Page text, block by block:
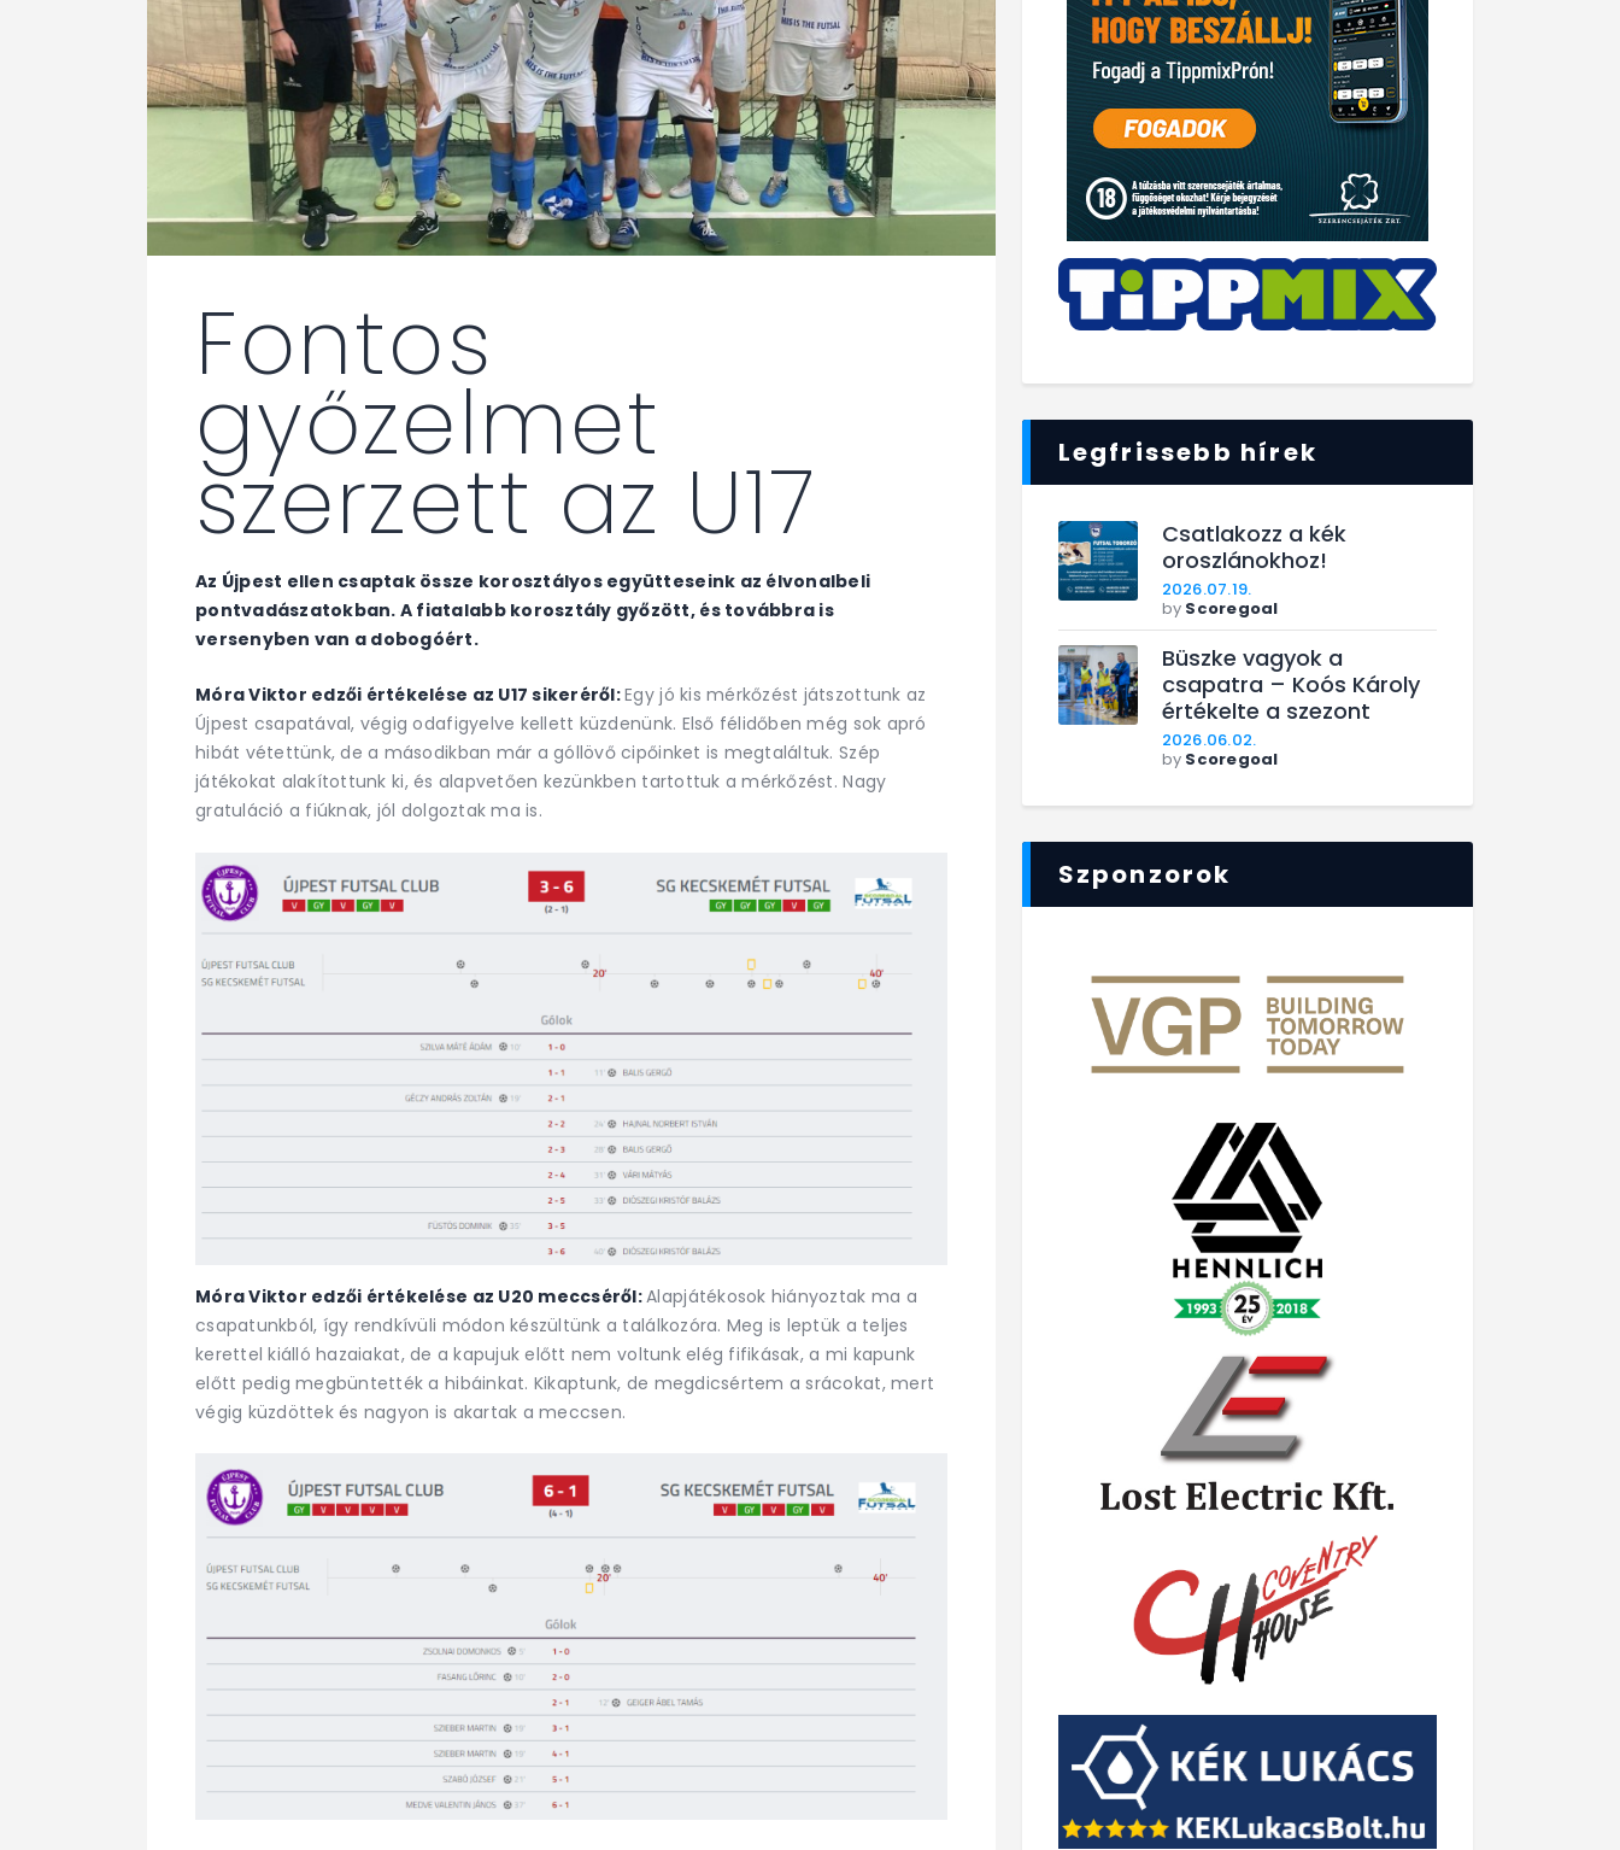
Fontos
győzelmet
szerzett az U17
Az Újpest ellen csaptak össze korosztályos együtteseink az élvonalbeli
pontvadászatokban. A fiatalabb korosztály győzött, és továbbra is
versenyben van a dobogóért.
Móra Viktor edzői értékelése az U17 sikeréről:Egy jó kis mérkőzést játszottunk az
Újpest csapatával, végig odafigyelve kellett küzdenünk. Első félidőben még sok apró
hibát vétettünk, de a másodikban már a góllövő cipőinket is megtaláltuk. Szép
játékokat alakítottunk ki, és alapvetően kezünkben tartottuk a mérkőzést. Nagy
gratuláció a fiúknak, jól dolgoztak ma is.
Móra Viktor edzői értékelése az U20 meccséről:Alapjátékosok hiányoztak ma a
csapatunkból, így rendkívüli módon készültünk a találkozóra. Meg is leptük a teljes
kerettel kiálló hazaiakat, de a kapujuk előtt nem voltunk elég fifikásak, a mi kapunk
előtt pedig megbüntették a hibáinkat. Kikaptunk, de megdicsértem a srácokat, mert
végig küzdöttek és nagyon is akartak a meccsen.
Legfrissebb hírek
Csatlakozz a kék
oroszlánokhoz!
2026.07.19.
by Scoregoal
Büszke vagyok a
csapatra – Koós Károly
értékelte a szezont
2026.06.02.
by Scoregoal
Szponzorok